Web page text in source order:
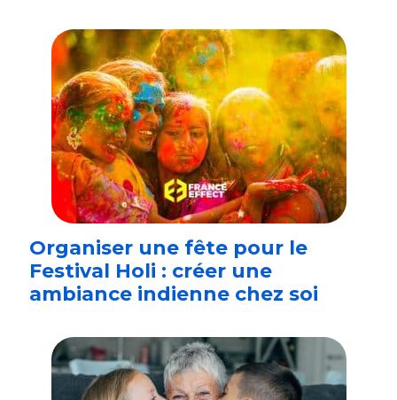
Organiser une fête pour le
Festival Holi : créer une
ambiance indienne chez soi